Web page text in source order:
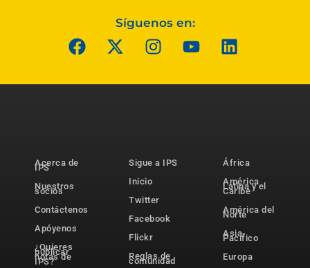
Síguenos en:
Acerca de
IPS
Nuestros
socios
Contáctenos
Apóyenos
¿Quieres
publicar
notas de
IPS?
Sigue a IPS
Inicio
Twitter
Facebook
Flickr
Reglas de
comunidad
África
América
Latina y el
Caribe
América del
Norte
Asia-
Pacífico
Europa